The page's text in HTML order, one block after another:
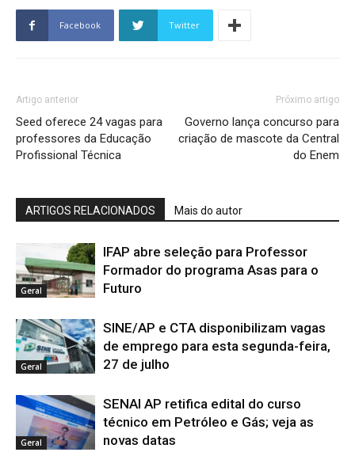
Facebook Twitter
Artigo anterior
Seed oferece 24 vagas para
professores da Educação
Profissional Técnica
Próximo artigo
Governo lança concurso para
criação de mascote da Central
do Enem
ARTIGOS RELACIONADOS Mais do autor
Geral
IFAP abre seleção para Professor
Formador do programa Asas para o
Futuro
Geral
SINE/AP e CTA disponibilizam vagas
de emprego para esta segunda-feira,
27 de julho
Geral
SENAI AP retifica edital do curso
técnico em Petróleo e Gás; veja as
novas datas